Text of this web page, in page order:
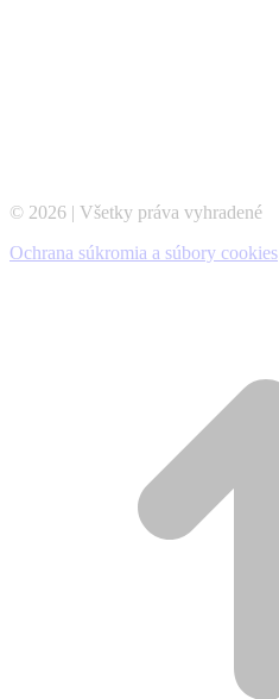
© 2026 | Všetky práva vyhradené
Ochrana súkromia a súbory cookies